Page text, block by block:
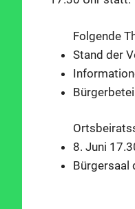
Folgende
Stand der
8. Juni
Bürgersaal